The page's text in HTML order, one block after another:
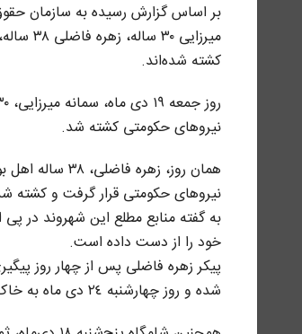
کشتە شدەاند.
نیروهای حکومتی کشته شد.
نیروهای حکومتی قرار گرفت و کشته
بە گفتە منابع مطلع این شهروند در
خود را از دست دادە است.
پیکر زهره فاضلی پس از چهار روز
شدە و روز چهارشنبه ٢٤ دی ماه به خاک سپرده شدە است.